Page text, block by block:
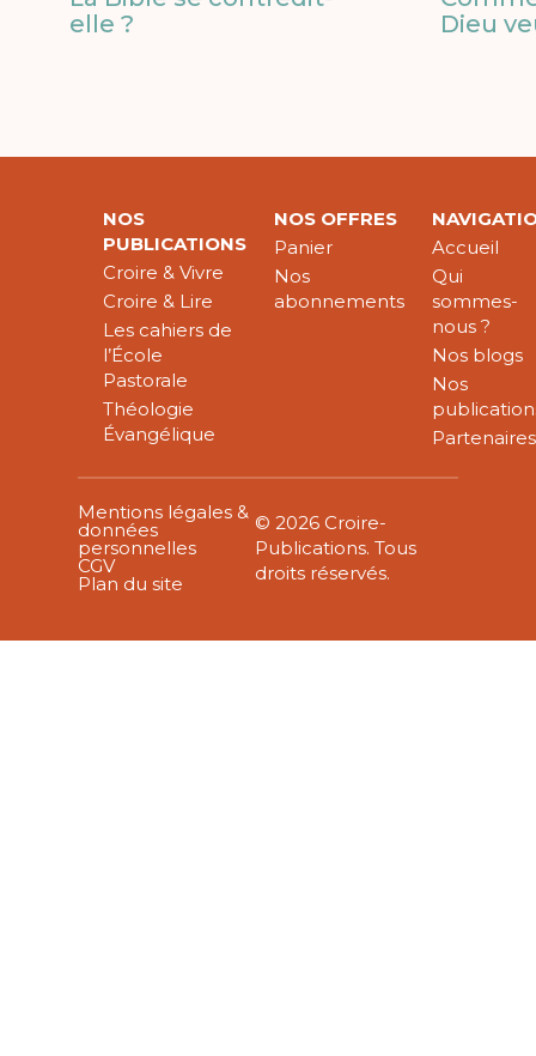
elle ?
Dieu
NOS
PUBLICATIONS
Croire & Vivre
Croire & Lire
Les cahiers de
l’École
Pastorale
Théologie
Évangélique
NOS OFFRES
Panier
Nos
abonnements
Accueil
Qui
sommes-
nous ?
Nos blogs
Nos
Partenaires
Mentions légales &
données
personnelles
CGV
Plan du site
© 2026 Croire-
Publications. Tous
droits réservés.